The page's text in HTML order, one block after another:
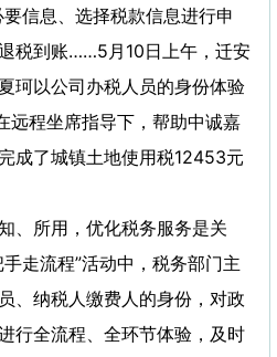
信息、选择税款信息进行申
税到账……5月10日上午，迁安
珂以公司办税人员的身份体验
远程坐席指导下，帮助中诚嘉
成了城镇土地使用税12453元
、所用，优化税务服务是关
走流程”活动中，税务部门主
、纳税人缴费人的身份，对政
行全流程、全环节体验，及时